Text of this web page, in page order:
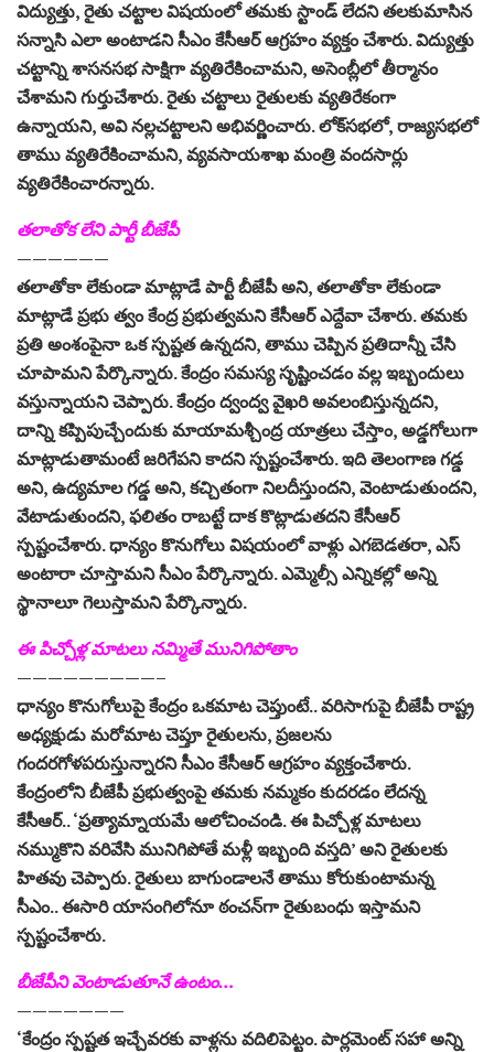
విద్యుత్తు, రైతు చట్టాల విషయంలో తమకు స్టాండ్‌ లేదని తలకుమాసిన
సన్నాసి ఎలా అంటాడని సీఎం కేసీఆర్‌ ఆగ్రహం వ్యక్తం చేశారు. విద్యుత్తు
చట్టాన్ని శాసనసభ సాక్షిగా వ్యతిరేకించామని, అసెంబ్లీలో తీర్మానం
చేశామని గుర్తుచేశారు. రైతు చట్టాలు రైతులకు వ్యతిరేకంగా
ఉన్నాయని, అవి నల్లచట్టాలని అభివర్ణించారు. లోక్‌సభలో, రాజ్యసభలో
తాము వ్యతిరేకించామని, వ్యవసాయశాఖ మంత్రి వందసార్లు
వ్యతిరేకించారన్నారు.
తలాతోక లేని పార్టీ బీజేపీ
——————
తలాతోకా లేకుండా మాట్లాడే పార్టీ బీజేపీ అని, తలాతోకా లేకుండా
మాట్లాడే ప్రభు త్వం కేంద్ర ప్రభుత్వమని కేసీఆర్‌ ఎద్దేవా చేశారు. తమకు
ప్రతి అంశంపైనా ఒక స్పష్టత ఉన్నదని, తాము చెప్పిన ప్రతిదాన్నీ చేసి
చూపామని పేర్కొన్నారు. కేంద్రం సమస్య సృష్టించడం వల్ల ఇబ్బందులు
వస్తున్నాయని చెప్పారు. కేంద్రం ద్వంద్వ వైఖరి అవలంబిస్తున్నదని,
దాన్ని కప్పిపుచ్చేందుకు మాయామశ్చీంద్ర యాత్రలు చేస్తాం, అడ్డగోలుగా
మాట్లాడుతామంటే జరిగేపని కాదని స్పష్టంచేశారు. ఇది తెలంగాణ గడ్డ
అని, ఉద్యమాల గడ్డ అని, కచ్చితంగా నిలదీస్తుందని, వెంటాడుతుందని,
వేటాడుతుందని, ఫలితం రాబట్టే దాక కొట్లాడుతదని కేసీఆర్‌
స్పష్టంచేశారు. ధాన్యం కొనుగోలు విషయంలో వాళ్లు ఎగబెడతరా, ఎస్‌
అంటారా చూస్తామని సీఎం పేర్కొన్నారు. ఎమ్మెల్సీ ఎన్నికల్లో అన్ని
స్థానాలూ గెలుస్తామని పేర్కొన్నారు.
ఈ పిచ్చోళ్ల మాటలు నమ్మితే మునిగిపోతాం
—————————–
ధాన్యం కొనుగోలుపై కేంద్రం ఒకమాట చెప్తుంటే.. వరిసాగుపై బీజేపీ రాష్ట్ర
అధ్యక్షుడు మరోమాట చెప్తూ రైతులను, ప్రజలను
గందరగోళపరుస్తున్నారని సీఎం కేసీఆర్‌ ఆగ్రహం వ్యక్తంచేశారు.
కేంద్రంలోని బీజేపీ ప్రభుత్వంపై తమకు నమ్మకం కుదరడం లేదన్న
కేసీఆర్‌.. ‘ప్రత్యామ్నాయమే ఆలోచించండి. ఈ పిచ్చోళ్ల మాటలు
నమ్ముకొని వరివేసి మునిగిపోతే మళ్లీ ఇబ్బంది వస్తది’ అని రైతులకు
హితవు చెప్పారు. రైతులు బాగుండాలనే తాము కోరుకుంటామన్న
సీఎం.. ఈసారి యాసంగిలోనూ ఠంచన్‌గా రైతుబంధు ఇస్తామని
స్పష్టంచేశారు.
బీజేపీని వెంటాడుతూనే ఉంటం…
———————
‘కేంద్రం స్పష్టత ఇచ్చేవరకు వాళ్లను వదిలిపెట్టం. పార్లమెంట్‌ సహా అన్ని